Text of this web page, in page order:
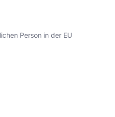
Person in der EU